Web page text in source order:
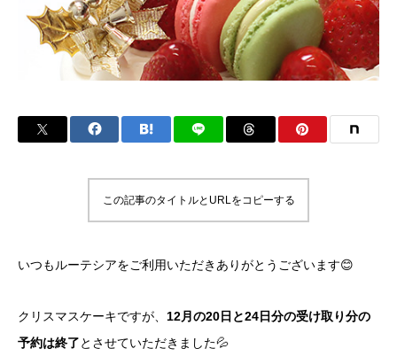
この記事のタイトルとURLをコピーする
いつもルーテシアをご利用いただきありがとうございます😊
クリスマスケーキですが、 12月の20日と24日分の受け取り分の
予約は終了とさせていただきました💦